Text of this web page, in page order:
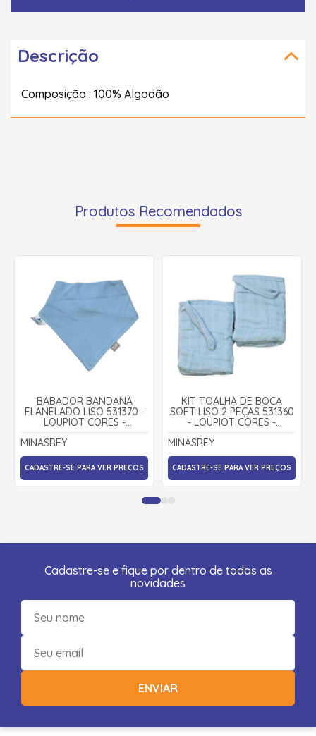
Descrição
Composição : 100% Algodão
Produtos Recomendados
BABADOR BANDANA
FLANELADO LISO 531370 -
LOUPIOT CORES -
MINASREY
MINASREY
CADASTRE-SE PARA VER PREÇOS
KIT TOALHA DE BOCA
SOFT LISO 2 PEÇAS 531360
- LOUPIOT CORES -
MINASREY
MINASREY
CADASTRE-SE PARA VER PREÇOS
Cadastre-se e fique por dentro de todas as
novidades
ENVIAR